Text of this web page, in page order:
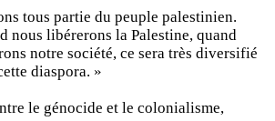
tous partie du peuple palestinien.
nous libérerons la Palestine, quand
notre société, ce sera très diversifié
diaspora. »
le génocide et le colonialisme,